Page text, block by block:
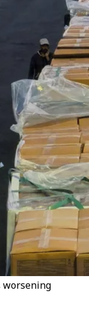
worsening